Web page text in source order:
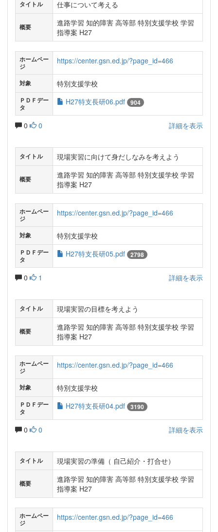
タイトル 仕事について考える
概要
進路学習 知的障害 高等部 特別支援学校 学習
指導案 H27
ホームペー
ジ
https://center.gsn.ed.jp/?page_id=466
対象 特別支援学校
ＰＤＦデー
タ
H27特支長研06.pdf 904
0 0 詳細を表示
タイトル 現場実習に向けて身だしなみを考えよう
概要
進路学習 知的障害 高等部 特別支援学校 学習
指導案 H27
ホームペー
ジ
https://center.gsn.ed.jp/?page_id=466
対象 特別支援学校
ＰＤＦデー
タ
H27特支長研05.pdf 2798
0 1 詳細を表示
タイトル 現場実習の目標を考えよう
概要
進路学習 知的障害 高等部 特別支援学校 学習
指導案 H27
ホームペー
ジ
https://center.gsn.ed.jp/?page_id=466
対象 特別支援学校
ＰＤＦデー
タ
H27特支長研04.pdf 3190
0 0 詳細を表示
タイトル 現場実習の準備（ 自己紹介・打合せ）
概要
進路学習 知的障害 高等部 特別支援学校 学習
指導案 H27
ホームペー
ジ
https://center.gsn.ed.jp/?page_id=466